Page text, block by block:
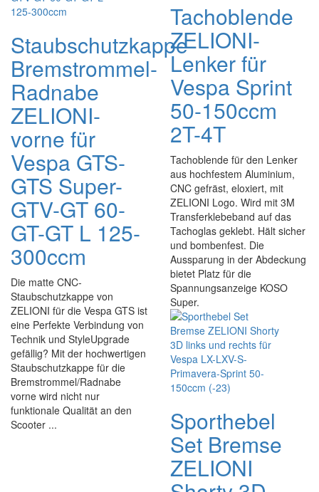
Staubschutzkappe
Bremstrommel-
Radnabe
ZELIONI-
vorne für
Vespa GTS-
GTS Super-
GTV-GT 60-
GT-GT L 125-
300ccm
Die matte CNC-
Staubschutzkappe von
ZELIONI für die Vespa GTS ist
eine Perfekte Verbindung von
Technik und StyleUpgrade
gefällig? Mit der hochwertigen
Staubschutzkappe für die
Bremstrommel/Radnabe
vorne wird nicht nur
funktionale Qualität an den
Scooter ...
Tachoblende
ZELIONI-
Lenker für
Vespa Sprint
50-150ccm
2T-4T
Tachoblende für den Lenker
aus hochfestem Aluminium,
CNC gefräst, eloxiert, mit
ZELIONI Logo. Wird mit 3M
Transferklebeband auf das
Tachoglas geklebt. Hält sicher
und bombenfest. Die
Aussparung in der Abdeckung
bietet Platz für die
Spannungsanzeige KOSO
Super.
Sporthebel
Set Bremse
ZELIONI